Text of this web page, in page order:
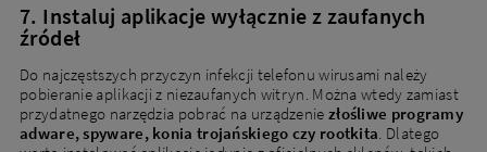
7. Instaluj aplikacje wyłącznie z zaufanych
źródeł
Do najczęstszych przyczyn infekcji telefonu wirusami należy
pobieranie aplikacji z niezaufanych witryn. Można wtedy zamiast
przydatnego narzędzia pobrać na urządzenie złośliwe programy
adware, spyware, konia trojańskiego czy rootkita . Dlatego